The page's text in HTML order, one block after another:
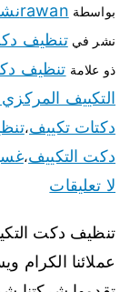
بواسطة rawan
نشر فيتنظيف
ذو علامة تنظيف
التكييف المركزي
دكتات تكييف،
دكت التكييف،
لا تعليقات
تنظيف دكت
عملائنا الكرام